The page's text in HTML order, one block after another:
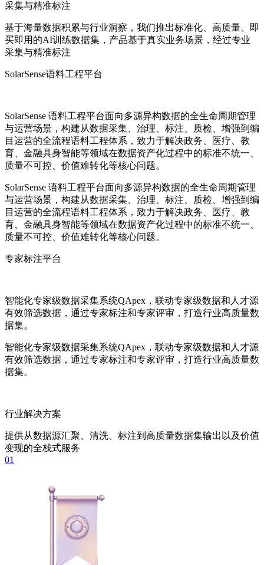
采集与精准标注
基于海量数据积累与行业洞察，我们推出标准化、高质量、即
买即用的AI训练数据集，产品基于真实业务场景，经过专业
采集与精准标注
SolarSense语料工程平台
SolarSense 语料工程平台面向多源异构数据的全生命周期管理
与运营场景，构建从数据采集、治理、标注、质检、增强到编
目运营的全流程语料工程体系，致力于解决政务、医疗、教
育、金融具身智能等领域在数据资产化过程中的标准不统一、
质量不可控、价值难转化等核心问题。
SolarSense 语料工程平台面向多源异构数据的全生命周期管理
与运营场景，构建从数据采集、治理、标注、质检、增强到编
目运营的全流程语料工程体系，致力于解决政务、医疗、教
育、金融具身智能等领域在数据资产化过程中的标准不统一、
质量不可控、价值难转化等核心问题。
专家标注平台
智能化专家级数据采集系统QApex，联动专家级数据和人才源
有效筛选数据，通过专家标注和专家评审，打造行业高质量数
据集。
智能化专家级数据采集系统QApex，联动专家级数据和人才源
有效筛选数据，通过专家标注和专家评审，打造行业高质量数
据集。
行业解决方案
提供从数据源汇聚、清洗、标注到高质量数据集输出以及价值
变现的全栈式服务
01